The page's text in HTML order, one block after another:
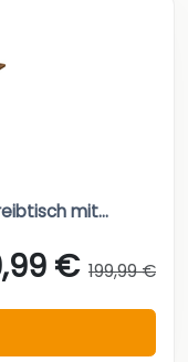
mit...
€ 199,99 €